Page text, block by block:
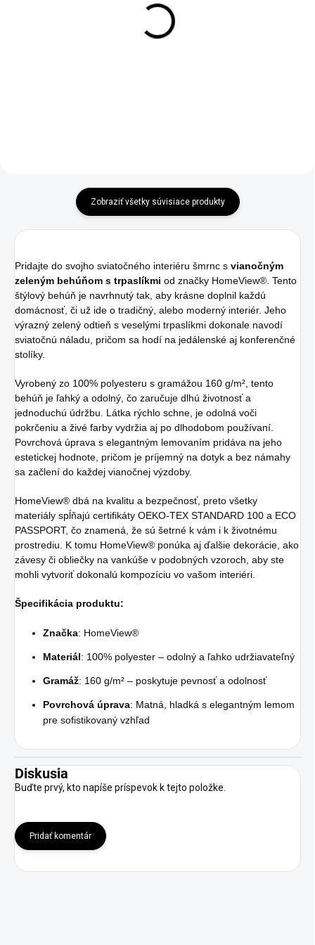
Zobraziť všetky súvisiace produkty
Pridajte do svojho sviatočného interiéru šmrnc s vianočným
zeleným behúňom s trpaslíkmi od značky HomeView®️. Tento
štýlový behúň je navrhnutý tak, aby krásne doplnil každú
domácnosť, či už ide o tradičný, alebo moderný interiér. Jeho
výrazný zelený odtieň s veselými trpaslíkmi dokonale navodí
sviatočnú náladu, pričom sa hodí na jedálenské aj konferenčné
stolíky.
Vyrobený zo 100% polyesteru s gramážou 160 g/m², tento
behúň je ľahký a odolný, čo zaručuje dlhú životnosť a
jednoduchú údržbu. Látka rýchlo schne, je odolná voči
pokrčeniu a živé farby vydržia aj po dlhodobom používaní.
Povrchová úprava s elegantným lemovaním pridáva na jeho
estetickej hodnote, pričom je príjemný na dotyk a bez námahy
sa začlení do každej vianočnej výzdoby.
HomeView®️ dbá na kvalitu a bezpečnosť, preto všetky
materiály spĺňajú certifikáty OEKO-TEX STANDARD 100 a ECO
PASSPORT, čo znamená, že sú šetrné k vám i k životnému
prostrediu. K tomu HomeView®️ ponúka aj ďalšie dekorácie, ako
závesy či obliečky na vankúše v podobných vzoroch, aby ste
mohli vytvoriť dokonalú kompozíciu vo vašom interiéri.
Špecifikácia produktu:
Značka: HomeView®️
Materiál: 100% polyester – odolný a ľahko udržiavateľný
Gramáž: 160 g/m² – poskytuje pevnosť a odolnosť
Povrchová úprava: Matná, hladká s elegantným lemom
pre sofistikovaný vzhľad
Diskusia
Buďte prvý, kto napíše príspevok k tejto položke.
Pridať komentár